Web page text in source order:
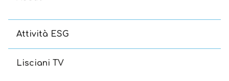
Attività ESG
Lisciani TV